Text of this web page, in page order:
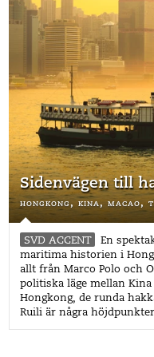
Sidenvägen till
hongkong, kina,macao,
SVD ACCENT
En
maritima historien i
allt från Marco Polo och
politiska läge mellan
Hongkong, de runda
Ruili är några